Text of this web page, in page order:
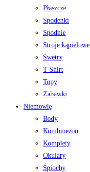
Płaszcze
Spodenki
Spodnie
Stroje kąpielowe
Swetry
T-Shirt
Topy
Zabawki
Niemowlę
Body
Kombinezon
Komplety
Okulary
Śpiochy